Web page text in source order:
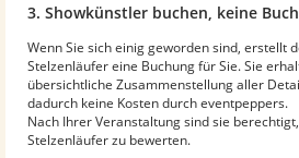
3. Showkünstler buchen, keine
Wenn Sie sich einig geworden sind, erstellt
Stelzenläufer eine Buchung für Sie. Sie
übersichtliche Zusammenstellung aller
dadurch keine Kosten durch eventpeppers.
Nach Ihrer Veranstaltung sind sie
Stelzenläufer zu bewerten.